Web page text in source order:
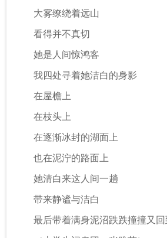
大雾缭绕着远山
看得并不真切
她是人间惊鸿客
我四处寻着她洁白的身影
在屋檐上
在枝头上
在逐渐冰封的湖面上
也在泥泞的路面上
她清白来这人间一趟
带来静谧与洁白
最后带着满身泥沼跌跌撞撞又回